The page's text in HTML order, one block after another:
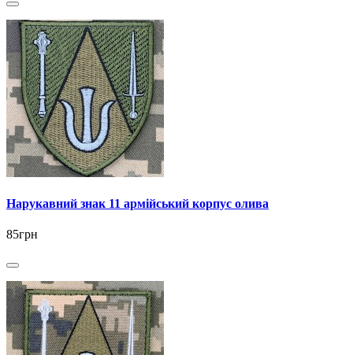
Нарукавний знак 11 армійський корпус олива
85грн